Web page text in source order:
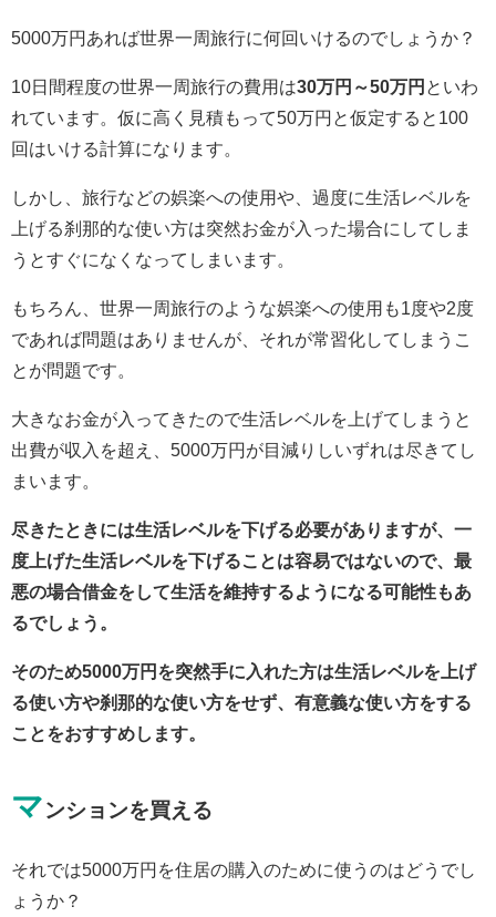
5000万円あれば世界一周旅行に何回いけるのでしょうか？
10日間程度の世界一周旅行の費用は30万円～50万円 といわ
れています。仮に高く見積もって50万円と仮定すると100
回はいける計算になります。
しかし、旅行などの娯楽への使用や、過度に生活レベルを
上げる刹那的な使い方は突然お金が入った場合にしてしま
うとすぐになくなってしまいます。
もちろん、世界一周旅行のような娯楽への使用も1度や2度
であれば問題はありませんが、それが常習化してしまうこ
とが問題です。
大きなお金が入ってきたので生活レベルを上げてしまうと
出費が収入を超え、5000万円が目減りしいずれは尽きてし
まいます。
尽きたときには生活レベルを下げる必要がありますが、一
度上げた生活レベルを下げることは容易ではないので、最
悪の場合借金をして生活を維持するようになる可能性もあ
るでしょう。
そのため5000万円を突然手に入れた方は生活レベルを上げ
る使い方や刹那的な使い方をせず、有意義な使い方をする
ことをおすすめします。
マ ンションを買える
それでは5000万円を住居の購入のために使うのはどうでし
ょうか？